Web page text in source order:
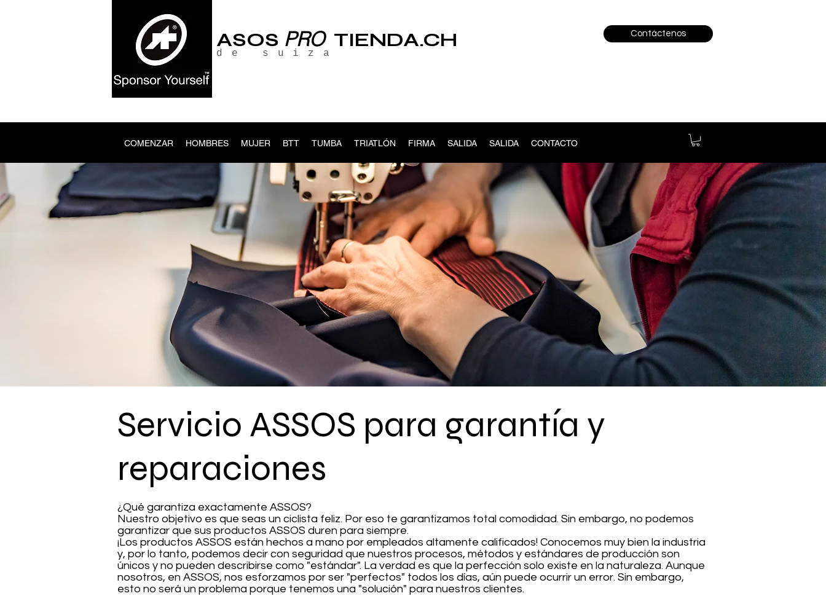
ASOS PROTIENDA.CH
de suiza
Contáctenos
COMENZAR HOMBRES MUJER BTT TUMBA TRIATLÓN FIRMA SALIDA SALIDA CONTACTO
Servicio ASSOS para garantía y
reparaciones
¿Qué garantiza exactamente ASSOS?
Nuestro objetivo es que seas un ciclista feliz. Por eso te garantizamos total comodidad. Sin embargo, no podemos
garantizar que sus productos ASSOS duren para siempre.
¡Los productos ASSOS están hechos a mano por empleados altamente calificados! Conocemos muy bien la industria
y, por lo tanto, podemos decir con seguridad que nuestros procesos, métodos y estándares de producción son
únicos y no pueden describirse como "estándar". La verdad es que la perfección solo existe en la naturaleza. Aunque
nosotros, en ASSOS, nos esforzamos por ser "perfectos" todos los días, aún puede ocurrir un error. Sin embargo,
esto no será un problema porque tenemos una "solución" para nuestros clientes.